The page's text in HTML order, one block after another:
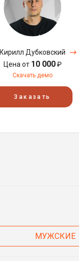
Кирилл Дубковский
Цена от 10 000₽
Скачать демо
Заказать
МУЖСКИЕ